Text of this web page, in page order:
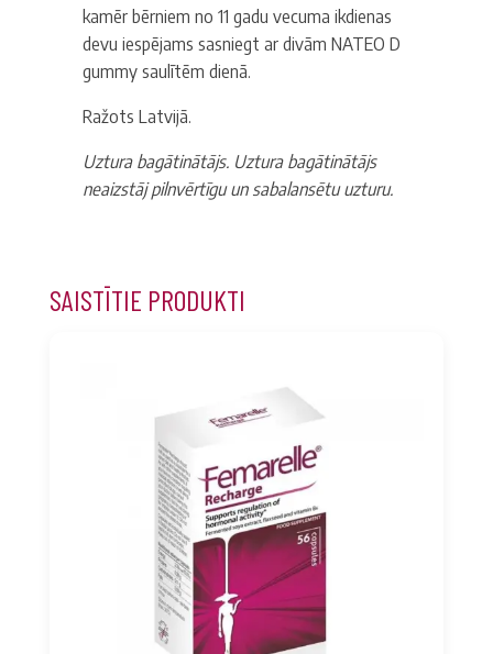
kamēr bērniem no 11 gadu vecuma ikdienas
devu iespējams sasniegt ar divām NATEO D
gummy saulītēm dienā.
Ražots Latvijā.
Uztura bagātinātājs. Uztura bagātinātājs
neaizstāj pilnvērtīgu un sabalansētu uzturu.
SAISTĪTIE PRODUKTI